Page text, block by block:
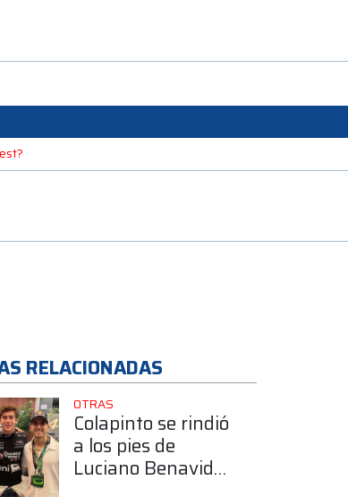
RELACIONADAS
OTRAS
Colapinto se rindió
a los pies de
Luciano Benavides